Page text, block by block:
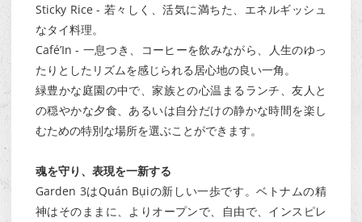
Sticky Rice - 若々しく、活気に満ちた、エネルギッシュ
なタイ料理。
Café’In - 一息つき、コーヒーを飲みながら、人生のゆっ
たりとしたリズムを感じられる居心地の良い一角。
緑豊かな庭園の中で、家族との心温まるランチ、友人と
の穏やかな夕食、あるいは自分だけの静かな時間を楽し
むための特別な場所を選ぶことができます。
魂を守り、表現を一新する
Garden 3はQuán Bụiの新しい一歩です。ベトナムの精
神はそのままに、よりオープンで、自由で、インスピレ